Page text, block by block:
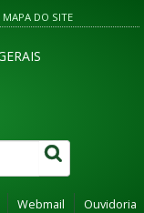
MAPA DO SITE
Webmail Ouvidoria